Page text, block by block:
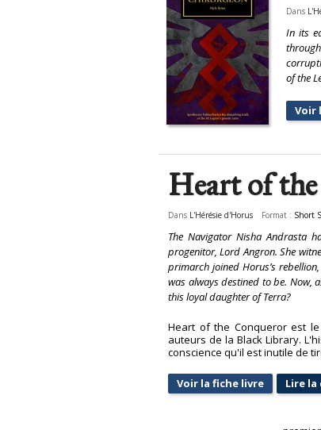
Dans
In its
of the
Voir
Heart of
Dans L'Hérésie d'Horus Format : Short
The Navigator Nisha Andrasta
progenitor, Lord Angron. She
primarch joined Horus’s
was always destined to be. Now,
this loyal daughter of Terra?
Heart of the Conqueror est
auteurs de la Black Library.
conscience qu'il est inutile de
Voir la fiche livre Lire